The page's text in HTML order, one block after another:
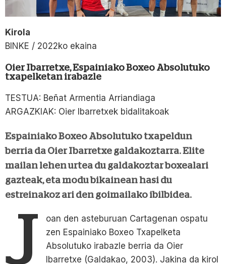
Kirola
BINKE / 2022ko ekaina
Oier Ibarretxe, Espainiako Boxeo Absolutuko
txapelketan irabazle
TESTUA: Beñat Armentia Arriandiaga
ARGAZKIAK: Oier Ibarretxek bidalitakoak
Espainiako Boxeo Absolutuko txapeldun
berria da Oier Ibarretxe galdakoztarra. Elite
mailan lehen urtea du galdakoztar boxealari
gazteak, eta modu bikainean hasi du
estreinakoz ari den goimailako ibilbidea.
J
oan den asteburuan Cartagenan ospatu
zen Espainiako Boxeo Txapelketa
Absolutuko irabazle berria da Oier
Ibarretxe (Galdakao, 2003). Jakina da kirol